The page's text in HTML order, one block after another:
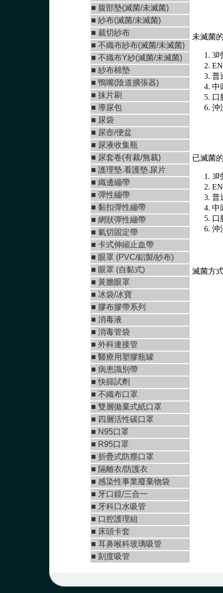
■ 腹部墊(滅菌/未滅菌)
■ 紗布(滅菌/未滅菌)
■ 裁切紗布
■ 不織布紗布(滅菌/未滅菌)
■ 不織布Y紗(滅菌/未滅菌)
■ 紗布棉墊
■ 鴨嘴(陰道擴張器)
■ 抹片刷
■ 導尿包
■ 尿袋
■ 尿壺/便盆
■ 尿液收集瓶
■ 尿套卷(有裁/無裁)
■ 護理墊.看護墊.尿片
■ 織邊繃帶
■ 彈性繃帶
■ 黏扣彈性繃帶
■ 網狀彈性繃帶
■ 氣切固定帶
■ 卡式伸縮止血帶
■ 眼罩 (PVC/鋁製/紗布)
■ 眼罩 (自黏式)
■ 黃膽眼罩
■ 冰袋/冰寶
■ 膠布膠帶系列
■ 消毒液
■ 消毒管袋
■ 外科連接管
■ 醫療用塑膠瓶罐
■ 病患識別帶
■ 快篩試劑
■ 不織布口罩
■ 雙層拋棄式紙口罩
■ 四層活性碳口罩
■ N95口罩
■ R95口罩
■ 折疊式防塵口罩
■ 隔離衣/防護衣
■ 感染性事業廢棄物袋
■ 牙口鏡/三合一
■ 牙科口水吸管
■ 口腔護理組
■ 床頭卡套
■ 耳鼻喉科玻璃吸管
■ 刻度吸管
未滅菌
3
普
中
口
沖
已滅菌
3
普
中
口
沖
滅菌方